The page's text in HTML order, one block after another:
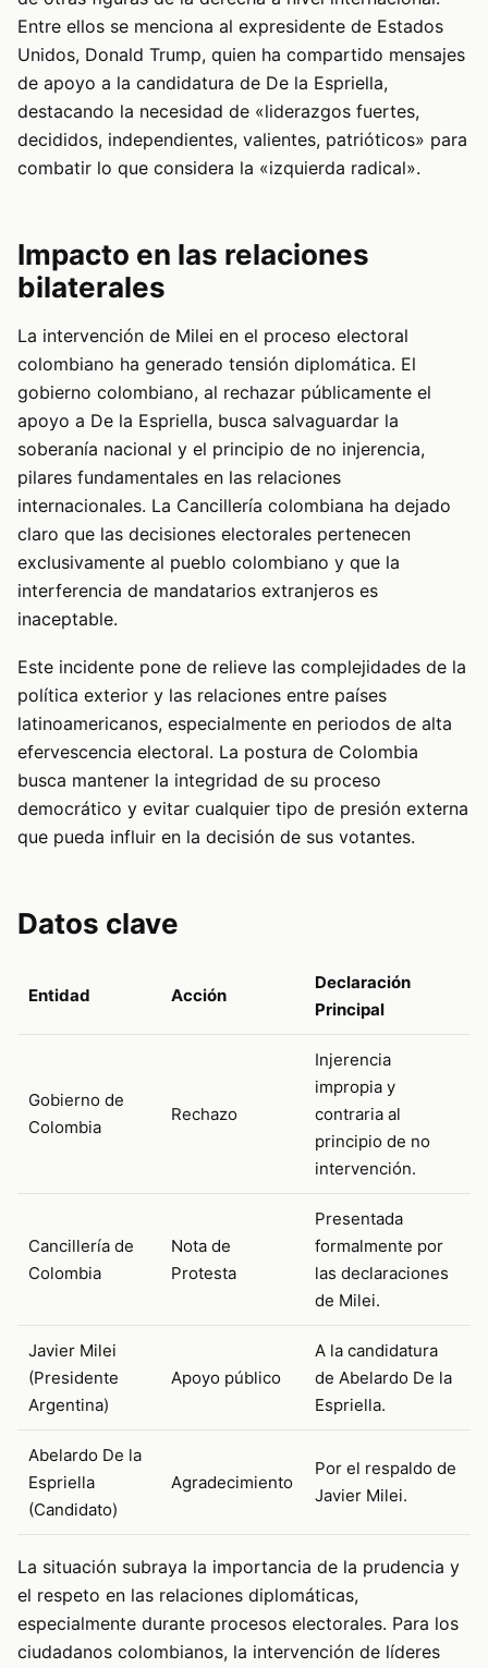
Entre ellos se menciona al expresidente de Estados
Unidos, Donald Trump, quien ha compartido mensajes
de apoyo a la candidatura de De la Espriella,
destacando la necesidad de «liderazgos fuertes,
decididos, independientes, valientes, patrióticos» para
combatir lo que considera la «izquierda radical».
Impacto en las relaciones
bilaterales
La intervención de Milei en el proceso electoral
colombiano ha generado tensión diplomática. El
gobierno colombiano, al rechazar públicamente el
apoyo a De la Espriella, busca salvaguardar la
soberanía nacional y el principio de no injerencia,
pilares fundamentales en las relaciones
internacionales. La Cancillería colombiana ha dejado
claro que las decisiones electorales pertenecen
exclusivamente al pueblo colombiano y que la
interferencia de mandatarios extranjeros es
inaceptable.
Este incidente pone de relieve las complejidades de la
política exterior y las relaciones entre países
latinoamericanos, especialmente en periodos de alta
efervescencia electoral. La postura de Colombia
busca mantener la integridad de su proceso
democrático y evitar cualquier tipo de presión externa
que pueda influir en la decisión de sus votantes.
Datos clave
Entidad Acción
Declaración
Principal
Gobierno de
Colombia
Rechazo
Injerencia
impropia y
contraria al
principio de no
intervención.
Cancillería de
Colombia
Nota de
Protesta
Presentada
formalmente por
las declaraciones
de Milei.
Javier Milei
(Presidente
Argentina)
Apoyo público
A la candidatura
de Abelardo De la
Espriella.
Abelardo De la
Espriella
(Candidato)
Agradecimiento
Por el respaldo de
Javier Milei.
La situación subraya la importancia de la prudencia y
el respeto en las relaciones diplomáticas,
especialmente durante procesos electorales. Para los
ciudadanos colombianos, la intervención de líderes